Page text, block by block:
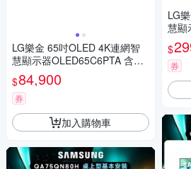
LG樂金 65吋OLED 4K連網智
慧顯示器OLED65C6PTA 含壁
掛安裝+附原廠壁掛架 送7-11
商品卡3300元
$84,900
券
加入購物車
LG
慧顯
掛
商品
$
券